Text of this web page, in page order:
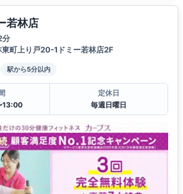
若林店
分
町上り戸20-1ドミー若林店2F
駅から5分以内
13:00
定休日
毎週日曜日